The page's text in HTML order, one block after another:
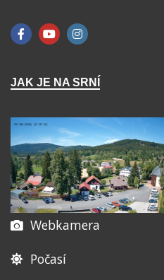
JAK JE NA SRNÍ
Webkamera
Počasí